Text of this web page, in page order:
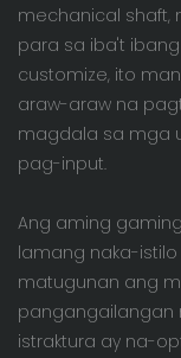
mechanical shaft,
para sa iba't
customize, ito
araw-araw na
magdala sa mga
pag-input.
Ang aming
lamang naka-
matugunan ang
pangangailangan
istraktura ay na-